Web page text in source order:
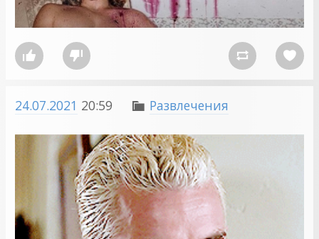
   
24.07.2021 20:59  Развлечения